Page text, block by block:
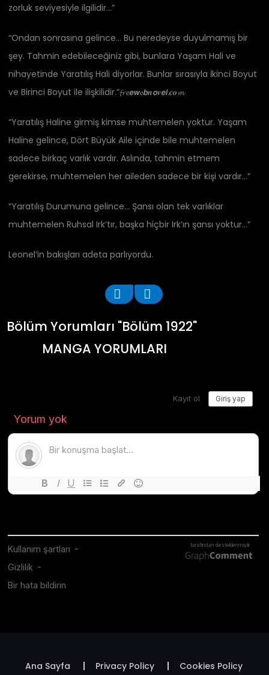
zorluk seviyesiyle ilgilidir…”
“Ondan sonrasına gelince… Bu neredeyse duyulmamış bir
şey. Tahmin edebileceğiniz gibi, bunlara Yaşam Hali ve
nihayetinde Yaratılış Hali diyorlar. Bunlar sırasıyla İkinci Boyut
ve Birinci Boyut ile ilişkilidir.”𝓯𝓻𝓮𝙚𝙬𝓮𝙗𝒏𝙤𝒗𝙚𝙡.𝒄𝒐𝓶
“Yaratılış Haline girmiş kimse muhtemelen yoktur. Yaşam
Haline gelince, Dört Büyük Aile içinde bile muhtemelen
sadece birkaç varlık vardır. Aslında, tahmin etmem
gerekirse, muhtemelen her aileden sadece bir kişi vardır…”
“Yaratılış Durumuna gelince… Şansı olan tek varlıklar
muhtemelen Ruhsal Irk’tır, başka hiçbir Irk’ın şansı yoktur…”
Leonel’in bakışları adeta parlıyordu.
Bölüm Yorumları "Bölüm 1922"
MANGA YORUMLARI
Ana Sayfa Privacy Policy Cookies Policy